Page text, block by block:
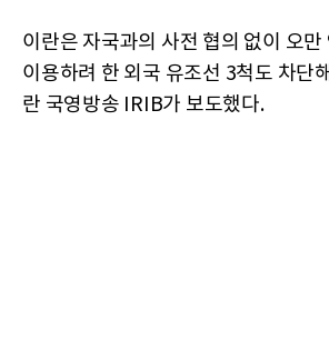
이란은 자국과의 사전 협의 없이 오
이용하려 한 외국 유조선 3척도 차단
란 국영방송 IRIB가 보도했다.